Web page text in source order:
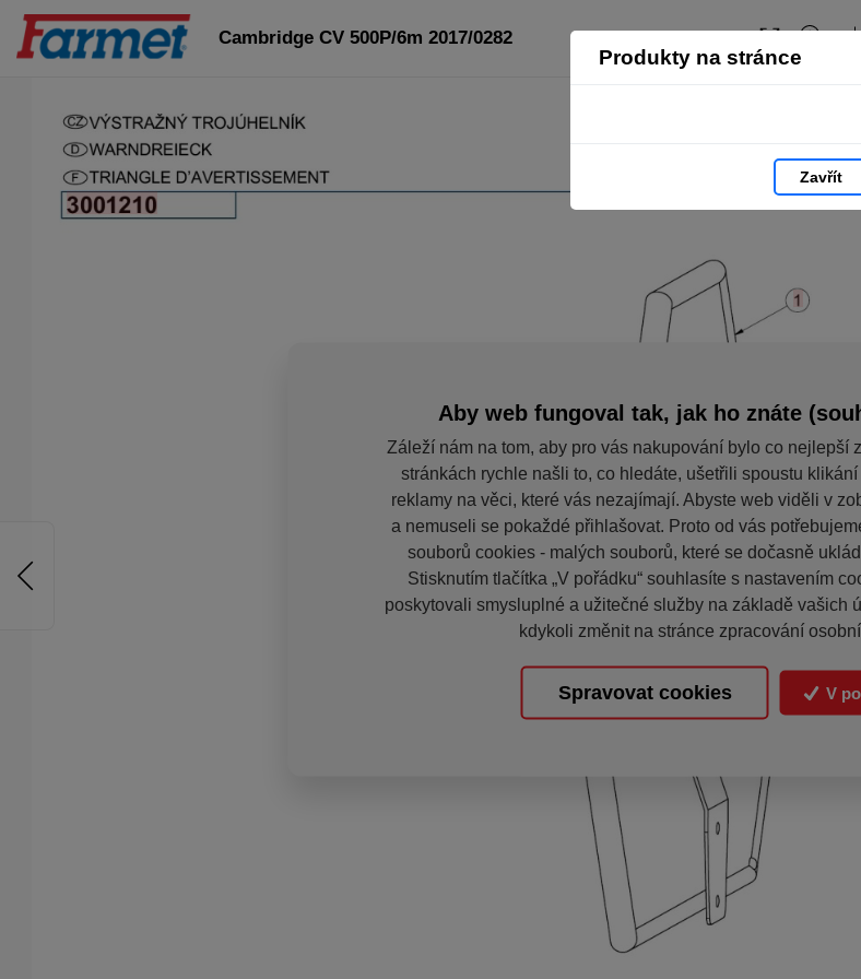
Produkty na stránce
Zavřít
Cambridge CV 500P/6m 2017/0282
Aby web fungoval tak, jak ho znáte
Záleží nám na tom, aby pro vás nakupování bylo co nejlepší
stránkách rychle našli to, co hledáte, ušetřili spoustu
reklamy na věci, které vás nezajímají. Abyste web viděli v
a nemuseli se pokaždé přihlašovat. Proto od vás
souborů cookies - malých souborů, které se dočasně
Stisknutím tlačítka „V pořádku“ souhlasíte s nastavením
poskytovali smysluplné a užitečné služby na základě vašich
kdykoli změnit na stránce zpracování
Spravovat cookies V